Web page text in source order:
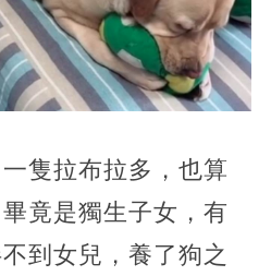
隻拉布拉多，也算
竟是獨生子女，有
到女兒，養了狗之